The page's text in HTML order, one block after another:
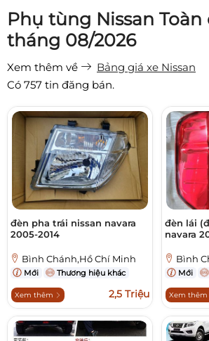
Phụ tùng Nissan Toàn
tháng 08/2026
Xem thêm về
Bảng giá xe Nissan
Có 757 tin đăng bán.
đèn pha trái nissan navara
2005-2014
Bình Chánh,Hồ Chí Minh
Mới Thương hiệu khác
Xem thêm 2,5 Triệu
đèn lái
navara
Bình
Mới
Xem thêm